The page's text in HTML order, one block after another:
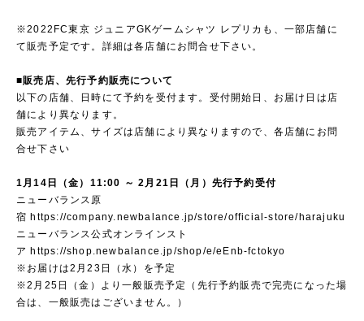
※2022FC東京 ジュニアGKゲームシャツ レプリカも、一部店舗に
て販売予定です。詳細は各店舗にお問合せ下さい。
■販売店、先行予約販売について
以下の店舗、日時にて予約を受付ます。受付開始日、お届け日は店
舗により異なります。
販売アイテム、サイズは店舗により異なりますので、各店舗にお問
合せ下さい
1月14日（金）11:00 ～ 2月21日（月）先行予約受付
ニューバランス原
宿 https://company.newbalance.jp/store/official-store/harajuku
ニューバランス公式オンラインスト
ア https://shop.newbalance.jp/shop/e/eEnb-fctokyo
※お届けは2月23日（水）を予定
※2月25日（金）より一般販売予定（先行予約販売で完売になった場
合は、一般販売はございません。）